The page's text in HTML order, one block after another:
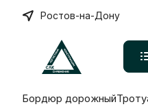
Ростов-на-Дону
Бордюр дорожный